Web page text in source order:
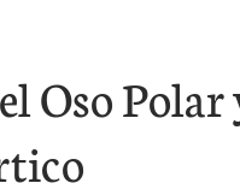
Oso Polar